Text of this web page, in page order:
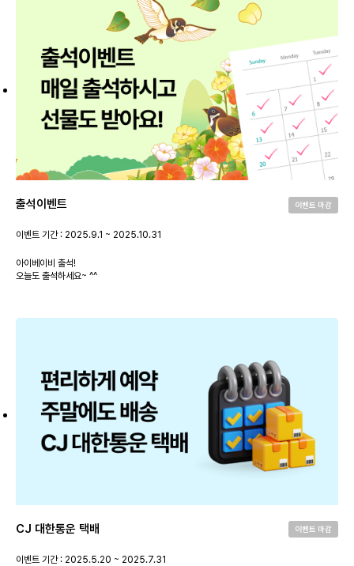
출석이벤트 이벤트 마감
이벤트 기간 : 2025.9.1 ~ 2025.10.31
아이베이비 출석!
오늘도 출석하세요~ ^^
CJ 대한통운 택배 이벤트 마감
이벤트 기간 : 2025.5.20 ~ 2025.7.31